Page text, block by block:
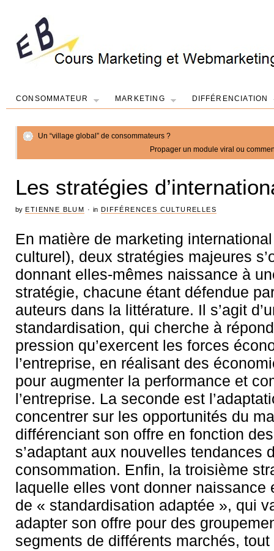
CONSOMMATEUR MARKETING DIFFÉRENCIATION
Un “village global” de consommateurs ?
Propager un module viral ou
Les stratégies
by ETIENNE BLUM ·in DIFFÉRENCES CULTURELLES
En matière de marketing
culturel), deux stratégies majeures
donnant elles-mêmes naissance à
stratégie, chacune étant défendue
auteurs dans la littérature. Il s’agit
standardisation, qui cherche à
pression qu’exercent les forces
l’entreprise, en réalisant des
pour augmenter la performance et
l’entreprise. La seconde est
concentrer sur les opportunités du
différenciant son offre en fonction
s’adaptant aux nouvelles tendances
consommation. Enfin, la troisième
laquelle elles vont donner naissance
de « standardisation adaptée », qui
adapter son offre pour des
segments de différents marchés, tout